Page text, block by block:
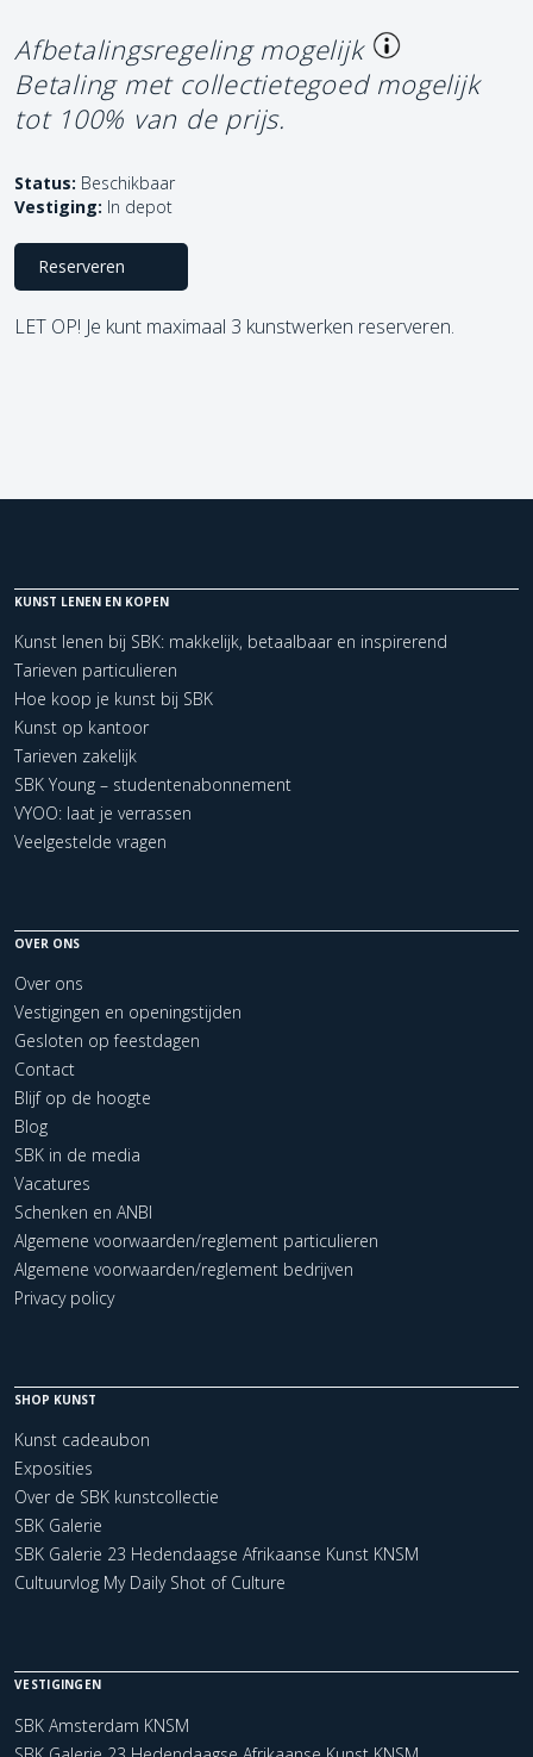
Afbetalingsregeling mogelijk
Betaling met collectietegoed mogelijk
tot 100% van de prijs.
Status: Beschikbaar
Vestiging: In depot
Reserveren
LET OP! Je kunt maximaal 3 kunstwerken reserveren.
KUNST LENEN EN KOPEN
Kunst lenen bij SBK: makkelijk, betaalbaar en inspirerend
Tarieven particulieren
Hoe koop je kunst bij SBK
Kunst op kantoor
Tarieven zakelijk
SBK Young – studentenabonnement
VYOO: laat je verrassen
Veelgestelde vragen
OVER ONS
Over ons
Vestigingen en openingstijden
Gesloten op feestdagen
Contact
Blijf op de hoogte
Blog
SBK in de media
Vacatures
Schenken en ANBI
Algemene voorwaarden/reglement particulieren
Algemene voorwaarden/reglement bedrijven
Privacy policy
SHOP KUNST
Kunst cadeaubon
Exposities
Over de SBK kunstcollectie
SBK Galerie
SBK Galerie 23 Hedendaagse Afrikaanse Kunst KNSM
Cultuurvlog My Daily Shot of Culture
VESTIGINGEN
SBK Amsterdam KNSM